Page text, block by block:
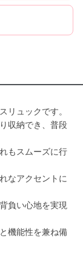
リュックです。
収納でき、普段
もスムーズに行
なアクセントに
負い心地を実現
機能性を兼ね備